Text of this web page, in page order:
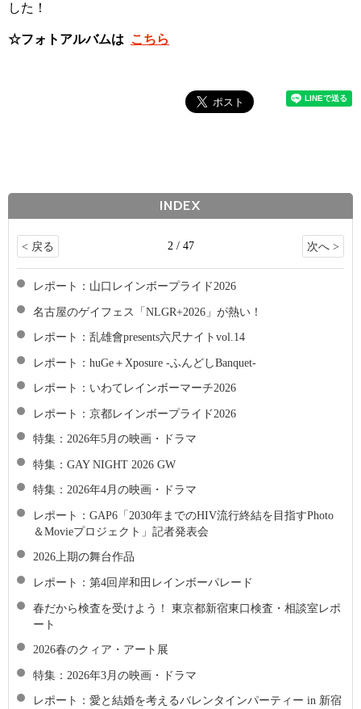
した！
☆フォトアルバムは こちら
INDEX
< 戻る 2 / 47 次へ >
レポート：山口レインボープライド2026
名古屋のゲイフェス「NLGR+2026」が熱い！
レポート：乱雄會presents六尺ナイトvol.14
レポート：huGe＋Xposure -ふんどしBanquet-
レポート：いわてレインボーマーチ2026
レポート：京都レインボープライド2026
特集：2026年5月の映画・ドラマ
特集：GAY NIGHT 2026 GW
特集：2026年4月の映画・ドラマ
レポート：GAP6「2030年までのHIV流行終結を目指すPhoto
＆Movieプロジェクト」記者発表会
2026上期の舞台作品
レポート：第4回岸和田レインボーパレード
春だから検査を受けよう！ 東京都新宿東口検査・相談室レポ
ート
2026春のクィア・アート展
特集：2026年3月の映画・ドラマ
レポート：愛と結婚を考えるバレンタインパーティー in 新宿